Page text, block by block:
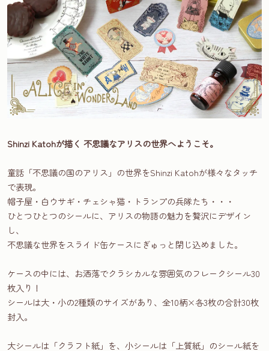
Shinzi Katohが描く 不思議なアリスの世界へようこそ。
童話「不思議の国のアリス」の世界をShinzi Katohが様々なタッチ
で表現。
帽子屋・白ウサギ・チェシャ猫・トランプの兵隊たち・・・
ひとつひとつのシールに、アリスの物語の魅力を贅沢にデザイン
し、
不思議な世界をスライド缶ケースにぎゅっと閉じ込めました。
ケースの中には、お洒落でクラシカルな雰囲気のフレークシール30
枚入り！
シールは大・小の2種類のサイズがあり、全10柄×各3枚の合計30枚
封入。
大シールは「クラフト紙」を、小シールは「上質紙」のシール紙を